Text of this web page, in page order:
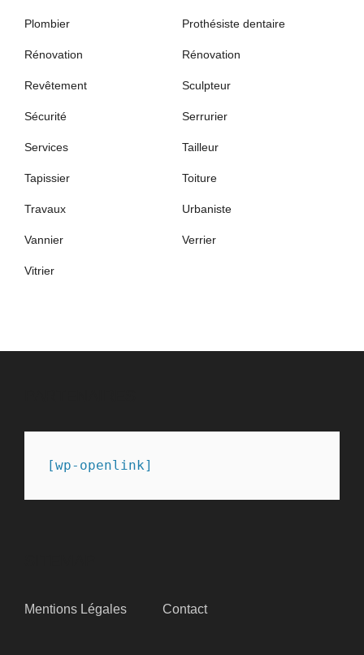
Plombier Prothésiste dentaire
Rénovation Rénovation
Revêtement Sculpteur
Sécurité Serrurier
Services Tailleur
Tapissier Toiture
Travaux Urbaniste
Vannier Verrier
Vitrier
[wp-openlink]
Mentions Légales Contact